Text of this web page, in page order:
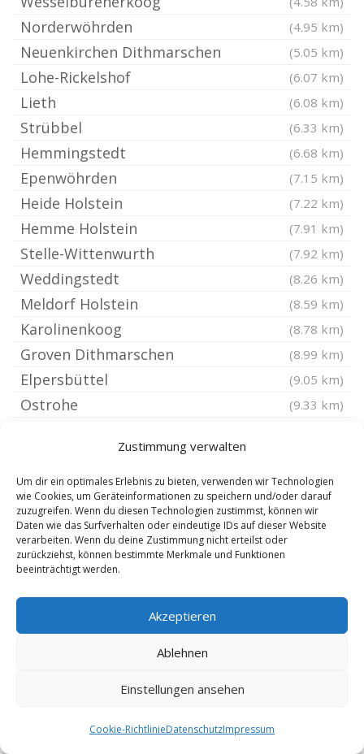
Zustimmung verwalten
Um dir ein optimales Erlebnis zu bieten, verwenden wir Technologien
wie Cookies, um Geräteinformationen zu speichern und/oder darauf
zuzugreifen. Wenn du diesen Technologien zustimmst, können wir
Daten wie das Surfverhalten oder eindeutige IDs auf dieser Website
verarbeiten. Wenn du deine Zustimmung nicht erteilst oder
zurückziehst, können bestimmte Merkmale und Funktionen
beeinträchtigt werden.
Akzeptieren
Ablehnen
Einstellungen ansehen
Cookie-RichtlinieDatenschutzImpressum
Norderwöhrden (4.95 km)
Neuenkirchen Dithmarschen (5.05 km)
Lohe-Rickelshof (6.07 km)
Lieth (6.08 km)
Strübbel (6.33 km)
Hemmingstedt (6.68 km)
Epenwöhrden (7.15 km)
Heide Holstein (7.22 km)
Hemme Holstein (7.91 km)
Stelle-Wittenwurth (7.92 km)
Weddingstedt (8.26 km)
Meldorf Holstein (8.59 km)
Karolinenkoog (8.78 km)
Groven Dithmarschen (8.99 km)
Elpersbüttel (9.05 km)
Ostrohe (9.33 km)
Rehm-Flehde-Bargen (9.95 km)
Wiemerstedt (10.12 km)
Süderheistedt (10.27 km)
Wolmersdorf
Norderheistedt
Krempel Holstein (10.8 km)
Bargenstedt